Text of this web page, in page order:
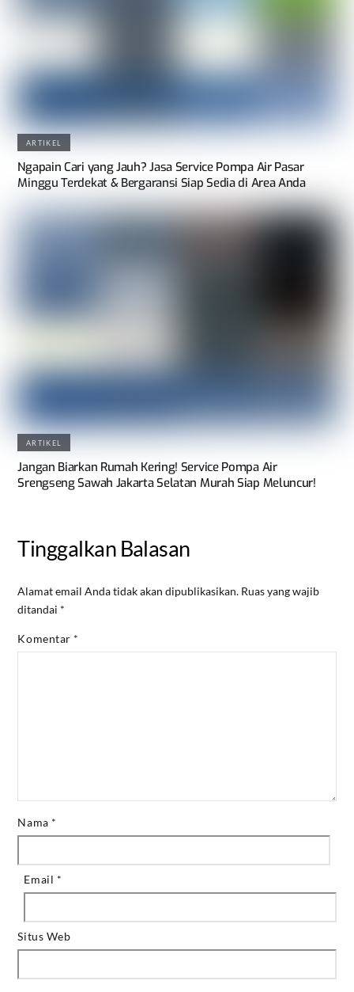
ARTIKEL
Ngapain Cari yang Jauh? Jasa Service Pompa Air Pasar
Minggu Terdekat & Bergaransi Siap Sedia di Area Anda
ARTIKEL
Jangan Biarkan Rumah Kering! Service Pompa Air
Srengseng Sawah Jakarta Selatan Murah Siap Meluncur!
Tinggalkan Balasan
Alamat email Anda tidak akan dipublikasikan. Ruas yang wajib
ditandai *
Komentar *
Nama *
Email *
Situs Web